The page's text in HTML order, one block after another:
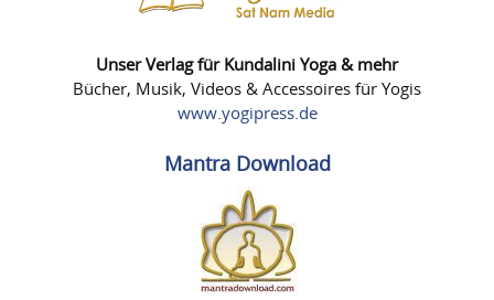
Unser Verlag für Kundalini Yoga & mehr
Bücher, Musik, Videos & Accessoires für Yogis
www.yogipress.de
Mantra Download